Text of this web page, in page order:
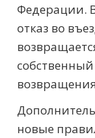
Федерации.
отказ во
новые